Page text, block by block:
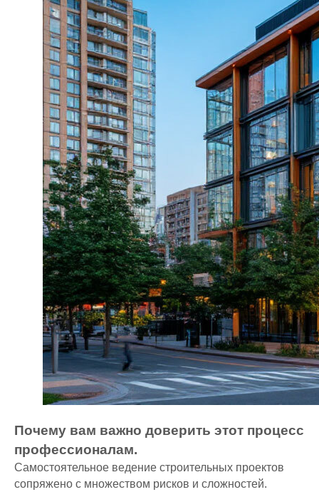
Почему вам важно доверить этот процесс
профессионалам.
Самостоятельное ведение строительных проектов
сопряжено с множеством рисков и сложностей.